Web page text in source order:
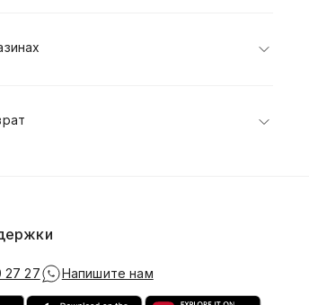
27 27 Напишите нам